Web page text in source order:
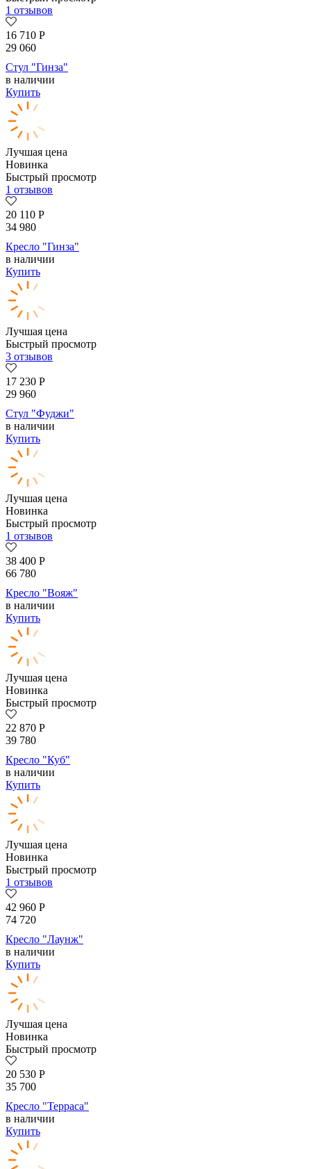
1 отзывов
16 710 Р
29 060
Стул "Гинза"
в наличии
Купить
Лучшая цена
Новинка
Быстрый просмотр
1 отзывов
20 110 Р
34 980
Кресло "Гинза"
в наличии
Купить
Лучшая цена
Быстрый просмотр
3 отзывов
17 230 Р
29 960
Стул "Фуджи"
в наличии
Купить
Лучшая цена
Новинка
Быстрый просмотр
1 отзывов
38 400 Р
66 780
Кресло "Вояж"
в наличии
Купить
Лучшая цена
Новинка
Быстрый просмотр
22 870 Р
39 780
Кресло "Куб"
в наличии
Купить
Лучшая цена
Новинка
Быстрый просмотр
1 отзывов
42 960 Р
74 720
Кресло "Лаунж"
в наличии
Купить
Лучшая цена
Новинка
Быстрый просмотр
20 530 Р
35 700
Кресло "Терраса"
в наличии
Купить